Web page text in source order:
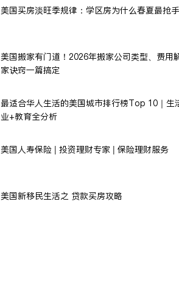
美国买房淡旺季规律：学区房为什么春夏最抢
美国搬家有门道！2026年搬家公司类型、费用
家诀窍一篇搞定
最适合华人生活的美国城市排行榜Top 10｜生
业+教育全分析
美国人寿保险 | 投资理财专家 | 保险理财服务
美国新移民生活之 贷款买房攻略